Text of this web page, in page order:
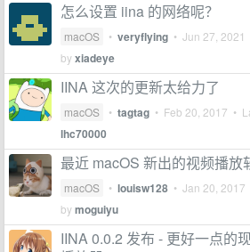
怎么设置 iina 的网络呢？
macOS • veryflying • Jun 27, 2021
byxiadeye
IINA 这次的更新太给力了
macOS • tagtag • Feb 20, 2017 •
lhc70000
最近 macOS 新出的视频播放
macOS • louisw128 • Jan 20, 2017
bymoguiyu
IINA 0.0.2 发布 - 更好一点的